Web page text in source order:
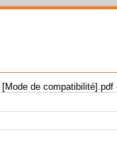
de compatibilité].pdf